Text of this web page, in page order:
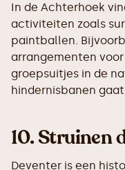
In de Achterhoek
activiteiten zoals
paintballen.
arrangementen
groepsuitjes in de
hindernisbanen
10.Struinen
Deventer is een